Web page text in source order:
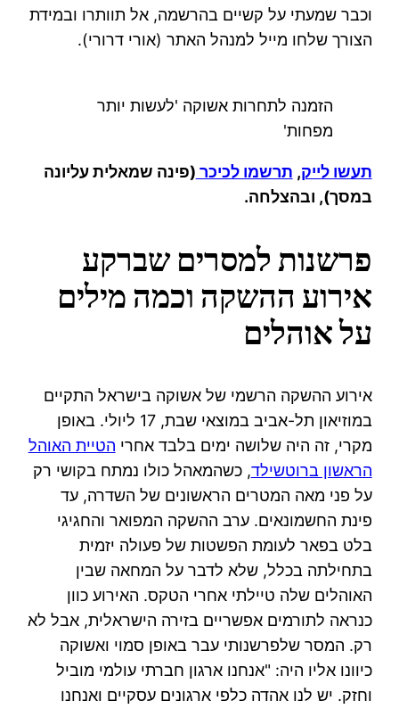
וכבר שמעתי על קשיים בהרשמה, אל תוותרו ובמידת
הצורך שלחו מייל למנהל האתר (אורי דרורי).
הזמנה לתחרות אשוקה 'לעשות יותר
מפחות'
תעשו לייק, תרשמו לכיכר (פינה שמאלית עליונה
במסך), ובהצלחה.
פרשנות למסרים שברקע
אירוע ההשקה וכמה מילים
על אוהלים
אירוע ההשקה הרשמי של אשוקה בישראל התקיים
במוזיאון תל-אביב במוצאי שבת, 17 ליולי. באופן
מקרי, זה היה שלושה ימים בלבד אחרי הטיית האוהל
הראשון ברוטשילד, כשהמאהל כולו נמתח בקושי רק
על פני מאה המטרים הראשונים של השדרה, עד
פינת החשמונאים. ערב ההשקה המפואר והחגיגי
בלט בפאר לעומת הפשטות של פעולה יזמית
בתחילתה בכלל, שלא לדבר על המחאה שבין
האוהלים שלה טיילתי אחרי הטקס. האירוע כוון
כנראה לתורמים אפשריים בזירה הישראלית, אבל לא
רק. המסר שלפרשנותי עבר באופן סמוי ואשוקה
כיוונו אליו היה: "אנחנו ארגון חברתי עולמי מוביל
וחזק. יש לנו אהדה כלפי ארגונים עסקיים ואנחנו